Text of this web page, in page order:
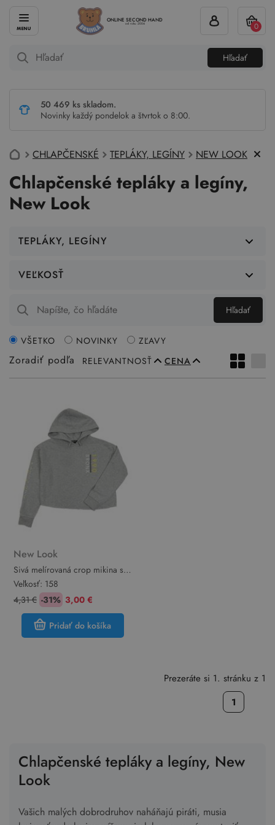
ONLINE SECOND HAND
od roku 2004
Hľadať
0
50 469 ks skladom.
Novinky každý pondelok a štvrtok o 8:00.
CHLAPČENSKÉ TEPLÁKY, LEGÍNY NEW LOOK
Chlapčenské tepláky a legíny,
New Look
TEPLÁKY, LEGÍNY
VEĽKOSŤ
Hľadať
Zoradiť podľa RELEVANTNOSŤ CENA
VŠETKO NOVINKY ZĽAVY
New Look
Sivá melírovaná crop mikina s
nápisom a kapucňou New Look
Veľkosť: 158
4,31 € -31% 3,00 €
Pridať do košíka
Prezeráte si 1. stránku z 1
1
Chlapčenské tepláky a legíny, New
Look
Vašich malých dobrodruhov naháňajú piráti, musia